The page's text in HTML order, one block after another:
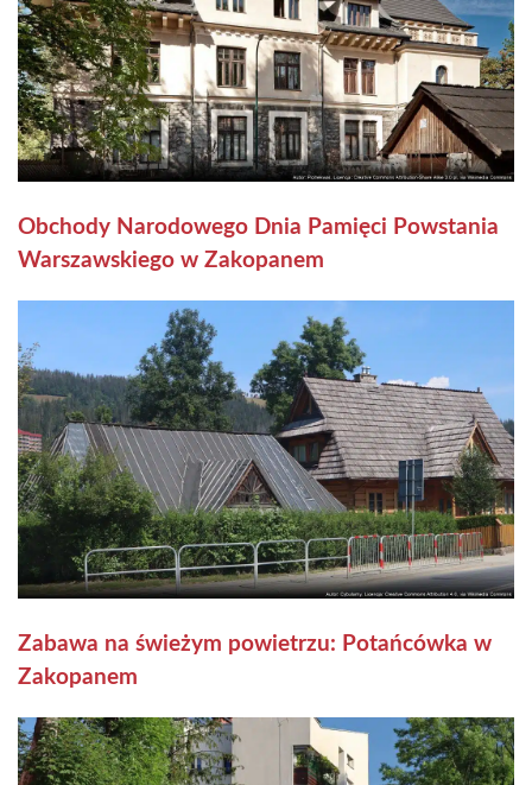
Obchody Narodowego Dnia Pamięci Powstania
Warszawskiego w Zakopanem
Zabawa na świeżym powietrzu: Potańcówka w
Zakopanem